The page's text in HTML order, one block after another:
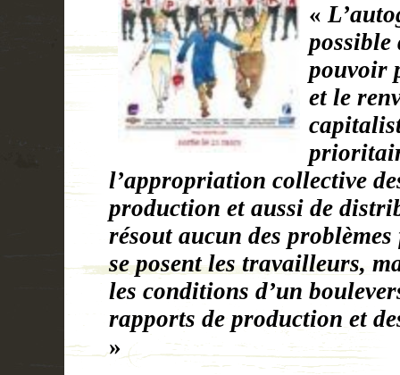
«
possible
pouvoir
et le
l’appropriation collective
production et aussi de
résout aucun des
se posent les travailleurs,
les conditions d’un
rapports de production et
»